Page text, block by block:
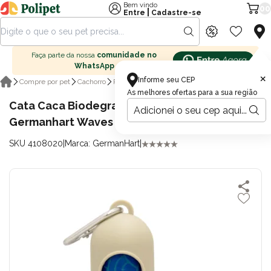
Informe seu CEP
As melhores ofertas para a sua região
×
Bem vindo
Entre
Cadastre-se
Faça parte da nossa comunidade no
WhatsApp
Compre por pet
Cachorro Passeio para cachorro Cata caca
Cata Caca Biodegradável Ecológico
Germanhart Waves para Cães e Gatos
SKU 4108020 Marca: GermanHart